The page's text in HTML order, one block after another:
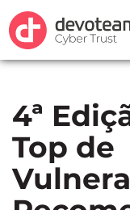
4ª
Top de